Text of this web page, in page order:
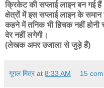
क्रिकेट की सप्लाई लाइन बन गई
क्षेत्रों में इस सप्लाई लाइन के
कहने में तनिक भी हिचक नहीं
देर नहीं लगेगी।
(लेखक अमर उजाला से जुड़े हैं)
गूगल मित्र at 8:33 AM 15